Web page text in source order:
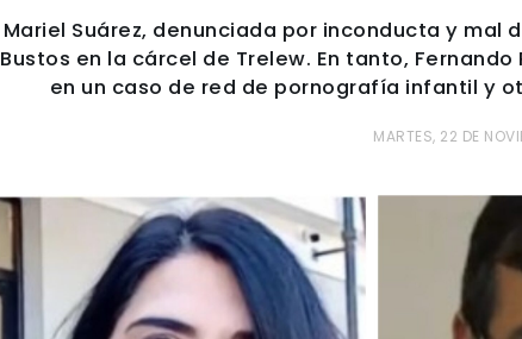
Mariel Suárez, denunciada por inconducta y mal
Bustos en la cárcel de Trelew. En tanto,
en un caso de red de pornografía infantil y
MARTES, 22 DE